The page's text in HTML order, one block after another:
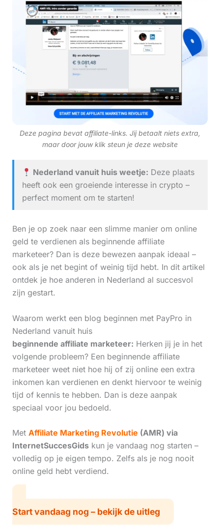
Deze pagina bevat affiliate-links. Jij betaalt niets extra,
maar door jouw klik steun je deze website
Nederland vanuit huis weetje: Deze plaats
heeft ook een groeiende interesse in crypto –
perfect moment om te starten!
Ben je op zoek naar een slimme manier om online
geld te verdienen als beginnende affiliate
marketeer? Dan is deze bewezen aanpak ideaal –
ook als je net begint of weinig tijd hebt. In dit artikel
ontdek je hoe anderen in Nederland al succesvol
zijn gestart.
Waarom werkt een blog beginnen met PayPro in
Nederland vanuit huis
beginnende affiliate marketeer: Herken jij je in het
volgende probleem? Een beginnende affiliate
marketeer weet niet hoe hij of zij online een extra
inkomen kan verdienen en denkt hiervoor te weinig
tijd of kennis te hebben. Dan is deze aanpak
speciaal voor jou bedoeld.
Met Affiliate Marketing Revolutie (AMR) via
InternetSuccesGidskun je vandaag nog starten –
volledig op je eigen tempo. Zelfs als je nog nooit
online geld hebt verdiend.
Start vandaag nog – bekijk de uitleg